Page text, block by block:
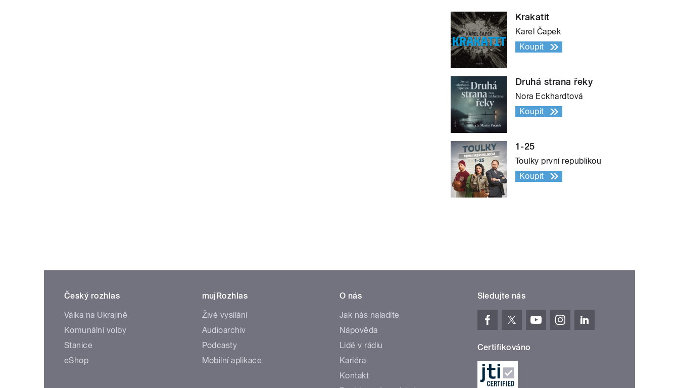
Krakatit
Karel Čapek
Koupit
Druhá strana řeky
Nora Eckhardtová
Koupit
1-25
Toulky první republikou
Koupit
Český rozhlas
Válka na Ukrajině
Komunální volby
Stanice
eShop
mujRozhlas
Živé vysílání
Audioarchiv
Podcasty
Mobilní aplikace
O nás
Jak nás naladíte
Nápověda
Lidé v rádiu
Kariéra
Kontakt
Sledujte nás
Certifikováno